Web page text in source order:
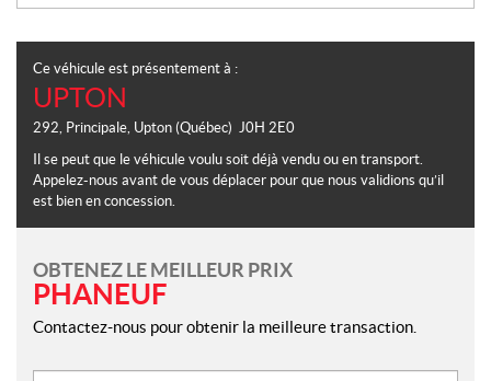
Ce véhicule est présentement à :
UPTON
292, Principale, Upton (Québec) J0H 2E0
Il se peut que le véhicule voulu soit déjà vendu ou en transport.
Appelez-nous avant de vous déplacer pour que nous validions qu’il
est bien en concession.
OBTENEZ LE MEILLEUR PRIX
PHANEUF
Contactez-nous pour obtenir la meilleure transaction.